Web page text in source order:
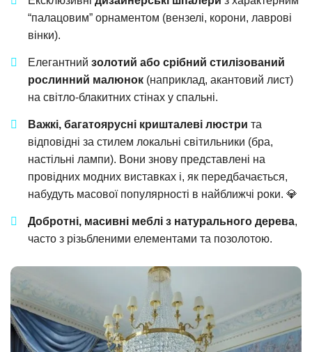
“палацовим” орнаментом (вензелі, корони, лаврові
вінки).
Елегантний золотий або срібний стилізований
рослинний малюнок (наприклад, акантовий лист)
на світло-блакитних стінах у спальні.
Важкі, багатоярусні кришталеві люстри та
відповідні за стилем локальні світильники (бра,
настільні лампи). Вони знову представлені на
провідних модних виставках і, як передбачається,
набудуть масової популярності в найближчі роки. 💎
Добротні, масивні меблі з натурального дерева,
часто з різьбленими елементами та позолотою.